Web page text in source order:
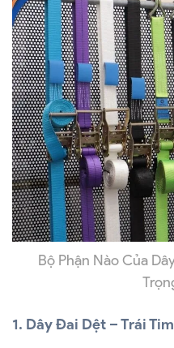
Bộ Phận Nào Của
1. Dây Đai Dệt – Trái